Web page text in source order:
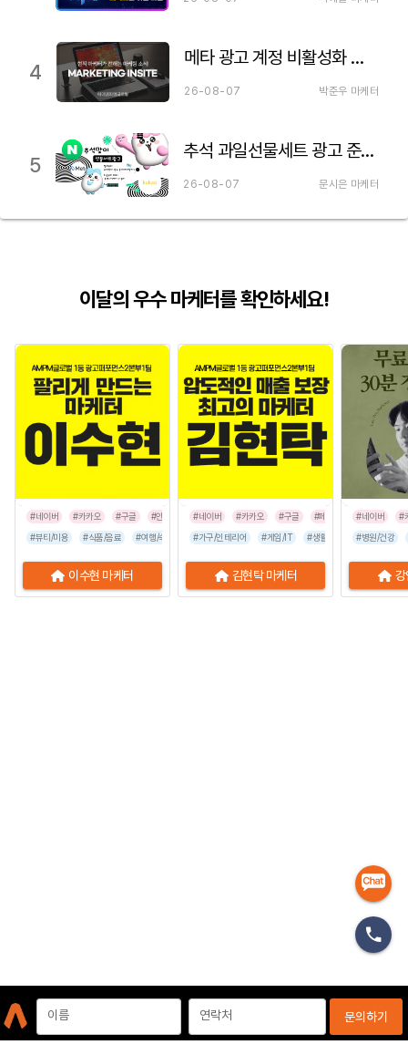
4
메타 광고 계정 비활성화 원인 분석과 실전 해제 가이드 🔓
26-08-07 박준우 마케터
5
추석 과일선물세트 광고 준비하기
26-08-07 문시은 마케터
이달의 우수 마케터를 확인하세요!
#네이버 #카카오 #구글
#인스타그램
#뷰티/미용
#식품/음료 #여행/숙박 #유통/쇼핑몰 #프랜차이즈 #음식점
이수현 마케터
#네이버 #카카오 #구글 #페이스북
#인스타그램
#가구/인테리어
#게임/IT #생활/리빙 #공공기관
김현탁 마케터
#네이버
#
#병원/건강
강
마케터
개인정보처리방침 이용약관 이메일무단수집거부
이름 연락처 문의하기